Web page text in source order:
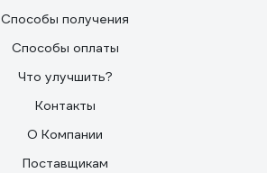
Способы получения
Способы оплаты
Что улучшить?
Контакты
О Компании
Поставщикам